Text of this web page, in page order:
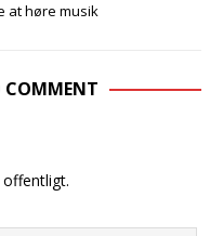
at høre musik
COMMENT
offentligt.